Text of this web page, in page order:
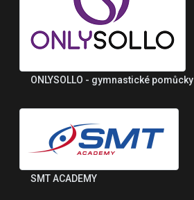
ONLYSOLLO - gymnastické pomůcky
SMT ACADEMY